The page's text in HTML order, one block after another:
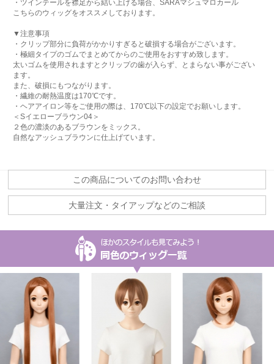
・ツインテールを襟足から結い上げる場合、SARAマシュマロカール
こちらのウィッグをオススメしております。
▼注意事項
・クリップ部分に負荷がかかりすぎると破損する場合がございます。
・極細タイプのゴムでまとめてからのご使用をおすすめ致します。
太いゴムを使用されますとクリップの歯が入らず、とまらない事がござい
ます。
また、破損にもつながります。
・繊維の耐熱温度は170℃です。
・ヘアアイロン等をご使用の際は、170℃以下の設定でお願いします。
＜Sイエローブラウン04＞
２色の濃淡のあるブラウンをミックス。
自然なアッシュブラウンに仕上げています。
この商品についてのお問い合わせ
大量注文・タイアップなどのご相談